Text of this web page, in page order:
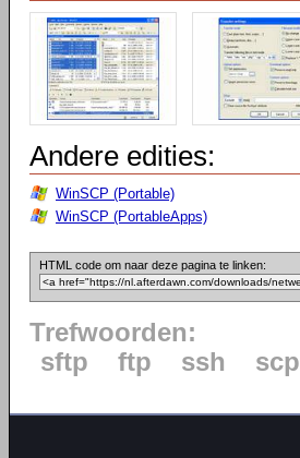
Andere edities:
WinSCP (Portable)
WinSCP (PortableApps)
HTML code om naar deze pagina te linken:
Trefwoorden:
sftp
ftp ssh scp